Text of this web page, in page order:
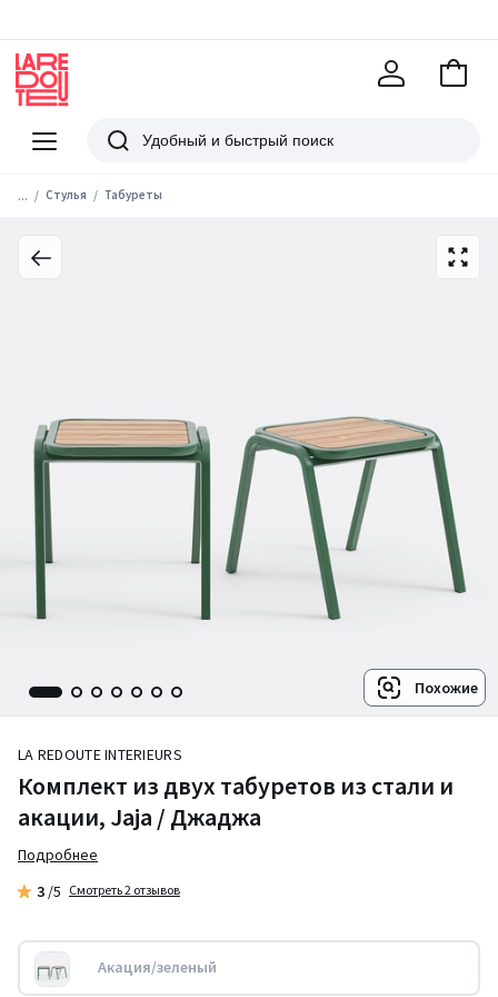
Меню
Redoute
Поиск
В
... Стулья Табуреты
Похожие
LA REDOUTE INTERIEURS
Комплект из двух табуретов из стали и
акации, Jaja / Джаджа
Подробнее
3 /5 Смотреть 2 отзывов
Акация/зеленый